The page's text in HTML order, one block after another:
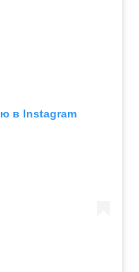
в Instagram